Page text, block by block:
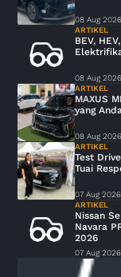
08 Aug 2026
ARTIKEL
BEV,
08 Aug 2026
ARTIKEL
MAXUS
yang
08 Aug 2026
ARTIKEL
Test
Tuai
07 Aug 2026
ARTIKEL
Nissan
Navara
2026
07 Aug 2026